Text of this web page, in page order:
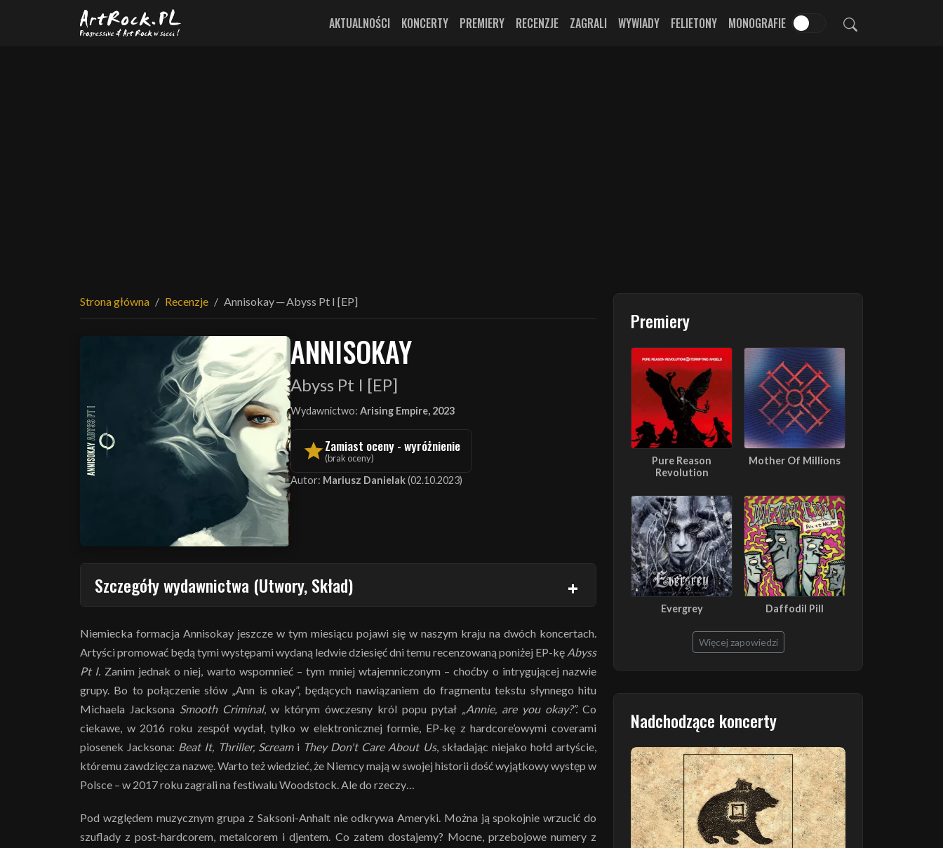
Przejdź do treści głównej
AKTUALNOŚCI KONCERTY PREMIERY RECENZJE ZAGRALI WYWIADY FELIETONY MONOGRAFIE
Strona główna Recenzje Annisokay ─ Abyss Pt I [EP]
ANNISOKAY
Abyss Pt I [EP]
Wydawnictwo: Arising Empire, 2023
Zamiast oceny - wyróżnienie
(brak oceny)
Autor: Mariusz Danielak(02.10.2023)
Szczegóły wydawnictwa (Utwory, Skład)
Niemiecka formacja Annisokay jeszcze w tym miesiącu pojawi się w naszym kraju na dwóch koncertach.
Artyści promować będą tymi występami wydaną ledwie dziesięć dni temu recenzowaną poniżej EP-kę Abyss
Pt I. Zanim jednak o niej, warto wspomnieć – tym mniej wtajemniczonym – choćby o intrygującej nazwie
grupy. Bo to połączenie słów „Ann is okay”, będących nawiązaniem do fragmentu tekstu słynnego hitu
Michaela Jacksona Smooth Criminal, w którym ówczesny król popu pytał „Annie, are you okay?”. Co
ciekawe, w 2016 roku zespół wydał, tylko w elektronicznej formie, EP-kę z hardcore’owymi coverami
piosenek Jacksona: Beat It, Thriller, Screami They Don't Care About Us, składając niejako hołd artyście,
któremu zawdzięcza nazwę. Warto też wiedzieć, że Niemcy mają w swojej historii dość wyjątkowy występ w
Polsce – w 2017 roku zagrali na festiwalu Woodstock. Ale do rzeczy…
Pod względem muzycznym grupa z Saksoni-Anhalt nie odkrywa Ameryki. Można ją spokojnie wrzucić do
szuflady z post-hardcorem, metalcorem i djentem. Co zatem dostajemy? Mocne, przebojowe numery z
Premiery
Pure Reason
Revolution
Mother Of Millions
Evergrey Daffodil Pill
Więcej zapowiedzi
Nadchodzące koncerty